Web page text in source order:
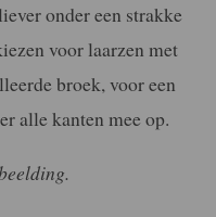
onder een strakke
voor laarzen met
broek, voor een
alle kanten mee op.